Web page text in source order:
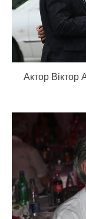
Актор Віктор